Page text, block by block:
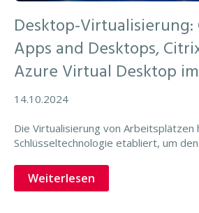
Desktop-
Apps and Desktops,
Azure Virtual Desktop
14.10.2024
Die Virtualisierung von Arbeitsplätzen
Schlüsseltechnologie etabliert, um
Weiterlesen